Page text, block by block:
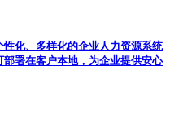
化、多样化的企业人力资源系统
署在客户本地，为企业提供安心